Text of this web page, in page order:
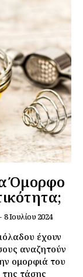
Όμορφο
- 8 Ιουλίου 2024
έχουν
αναζητούν
ομορφιά του
της τάσης